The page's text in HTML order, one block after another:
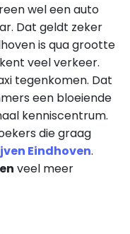
wel een auto
Dat geldt zeker
is qua grootte
veel verkeer.
tegenkomen. Dat
een bloeiende
kenniscentrum.
die graag
Eindhoven.
veel meer